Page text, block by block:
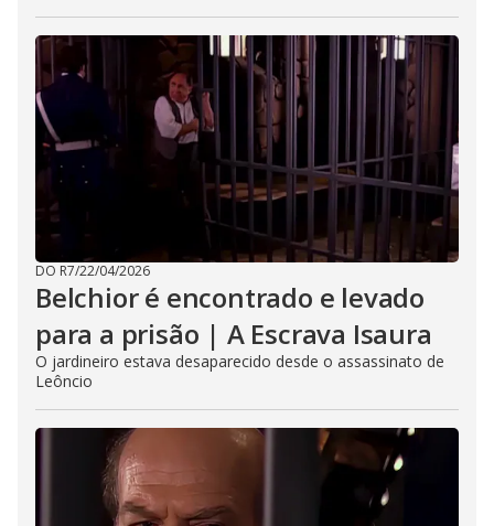
DO R7/22/04/2026
Belchior é encontrado e levado
para a prisão | A Escrava Isaura
O jardineiro estava desaparecido desde o assassinato de
Leôncio